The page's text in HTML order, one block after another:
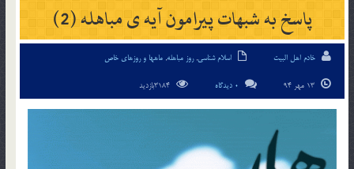
پاسخ به شبهات پیرامون آیه ی مباهله (2)
خادم اهل البیت اسلام شناسی,روز مباهله, ماهها و روزهای خاص
0 دیدگاه